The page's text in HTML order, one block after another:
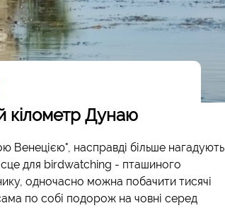
кілометр Дунаю
Венецією", насправді більше нагадують
для birdwatching - пташиного
одночасно можна побачити тисячі
по собі подорож на човні серед